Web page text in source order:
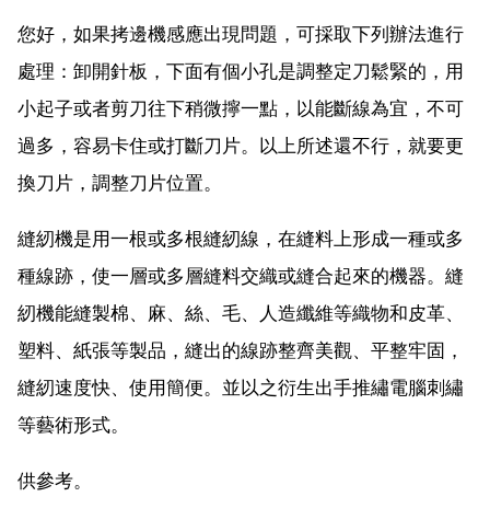
您好，如果拷邊機感應出現問題，可採取下列辦法進行
處理：卸開針板，下面有個小孔是調整定刀鬆緊的，用
小起子或者剪刀往下稍微擰一點，以能斷線為宜，不可
過多，容易卡住或打斷刀片。以上所述還不行，就要更
換刀片，調整刀片位置。
縫紉機是用一根或多根縫紉線，在縫料上形成一種或多
種線跡，使一層或多層縫料交織或縫合起來的機器。縫
紉機能縫製棉、麻、絲、毛、人造纖維等織物和皮革、
塑料、紙張等製品，縫出的線跡整齊美觀、平整牢固，
縫紉速度快、使用簡便。並以之衍生出手推繡電腦刺繡
等藝術形式。
供參考。